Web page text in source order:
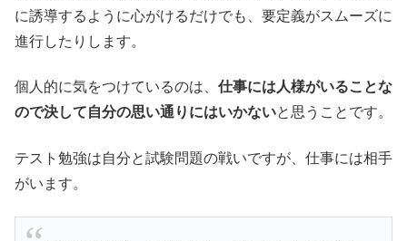
に誘導するように心がけるだけでも、要定義がスムーズに
進行したりします。
個人的に気をつけているのは、 仕事には人様がいることな
ので決して自分の思い通りにはいかないと思うことです。
テスト勉強は自分と試験問題の戦いですが、仕事には相手
がいます。